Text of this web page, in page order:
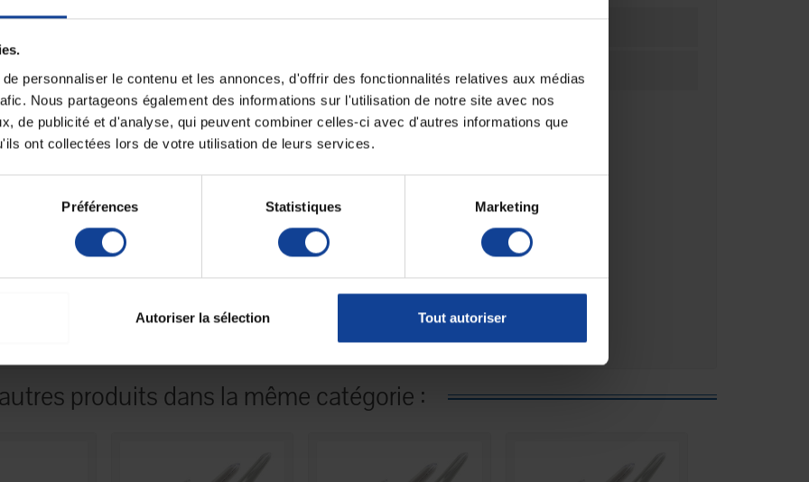
personnaliser le contenu et les annonces, d'offrir des fonctionnalités relatives aux médias
Nous partageons également des informations sur l'utilisation de notre site avec nos
de publicité et d'analyse, qui peuvent combiner celles-ci avec d'autres informations que
ont collectées lors de votre utilisation de leurs services.
Préférences Statistiques Marketing
Autoriser la sélection Tout autoriser
la réalisation des examens gynécologiques dans
maintien stable et une ouverture maîtrisée.
aisée pour le professionnel de santé ainsi qu’un
allergies ou des sensibilités spécifiques.
ni latex
Unité de consommation
100
type (emballage)
produits dans la même catégorie :